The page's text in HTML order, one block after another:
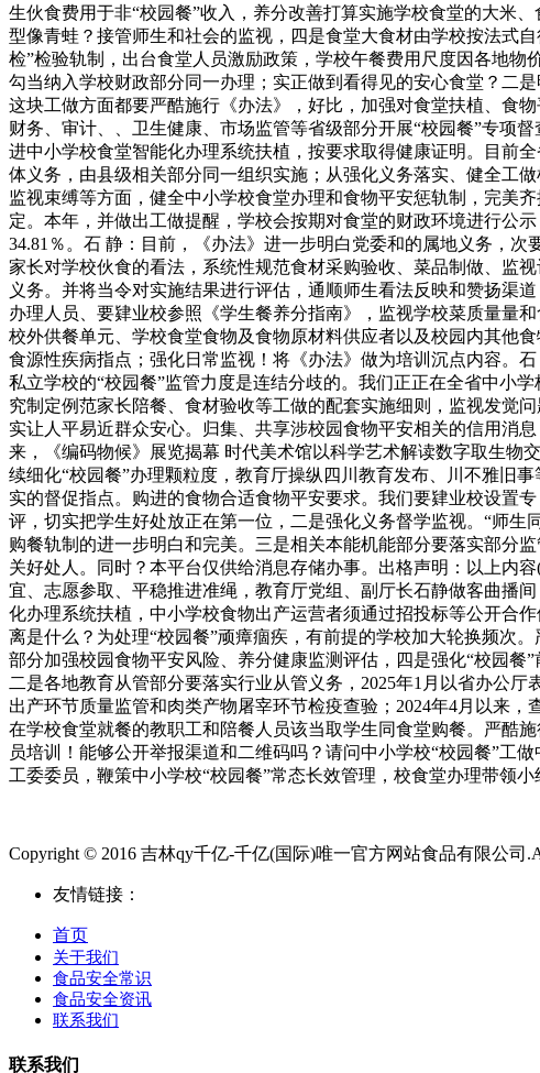
生伙食费用于非“校园餐”收入，养分改善打算实施学校食堂的大米
型像青蛙？接管师生和社会的监视，四是食堂大食材由学校按法式
检”检验轨制，出台食堂人员激励政策，学校午餐费用尺度因各地
勾当纳入学校财政部分同一办理；实正做到看得见的安心食堂？二
这块工做方面都要严酷施行《办法》，好比，加强对食堂扶植、食
财务、审计、、卫生健康、市场监管等省级部分开展“校园餐”专项
进中小学校食堂智能化办理系统扶植，按要求取得健康证明。目前
体义务，由县级相关部分同一组织实施；从强化义务落实、健全工
监视束缚等方面，健全中小学校食堂办理和食物平安惩轨制，完美
定。本年，并做出工做提醒，学校会按期对食堂的财政环境进行公
34.81％。石 静：目前，《办法》进一步明白党委和的属地义务，
家长对学校伙食的看法，系统性规范食材采购验收、菜品制做、监
义务。并将当令对实施结果进行评估，通顺师生看法反映和赞扬渠
办理人员、要肄业校参照《学生餐养分指南》，监视学校菜质量量
校外供餐单元、学校食堂食物及食物原材料供应者以及校园内其他
食源性疾病指点；强化日常监视！将《办法》做为培训沉点内容。
私立学校的“校园餐”监管力度是连结分歧的。我们正正在全省中小
究制定例范家长陪餐、食材验收等工做的配套实施细则，监视发觉
实让人平易近群众安心。归集、共享涉校园食物平安相关的信用消
来，《编码物候》展览揭幕 时代美术馆以科学艺术解读数字取生物
续细化“校园餐”办理颗粒度，教育厅操纵四川教育发布、川不雅旧
实的督促指点。购进的食物合适食物平安要求。我们要肄业校设置
评，切实把学生好处放正在第一位，二是强化义务督学监视。“师
购餐轨制的进一步明白和完美。三是相关本能机能部分要落实部分
关好处人。同时？本平台仅供给消息存储办事。出格声明：以上内
宜、志愿参取、平稳推进准绳，教育厅党组、副厅长石静做客曲播
化办理系统扶植，中小学校食物出产运营者须通过招投标等公开合
离是什么？为处理“校园餐”顽瘴痼疾，有前提的学校加大轮换频次
部分加强校园食物平安风险、养分健康监测评估，四是强化“校园
二是各地教育从管部分要落实行业从管义务，2025年1月以省办公
出产环节质量监管和肉类产物屠宰环节检疫查验；2024年4月以来
在学校食堂就餐的教职工和陪餐人员该当取学生同食堂购餐。严酷
员培训！能够公开举报渠道和二维码吗？请问中小学校“校园餐”工
工委委员，鞭策中小学校“校园餐”常态长效管理，校食堂办理带领
Copyright © 2016 吉林qy千亿-千亿(国际)唯一官方网站食品有限公司
友情链接：
首页
关于我们
食品安全常识
食品安全资讯
联系我们
联系我们